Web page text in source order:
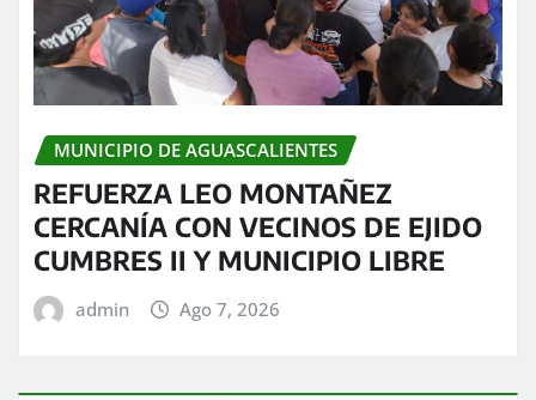
MUNICIPIO DE AGUASCALIENTES
REFUERZA LEO MONTAÑEZ
CERCANÍA CON VECINOS DE EJIDO
CUMBRES II Y MUNICIPIO LIBRE
admin Ago 7, 2026